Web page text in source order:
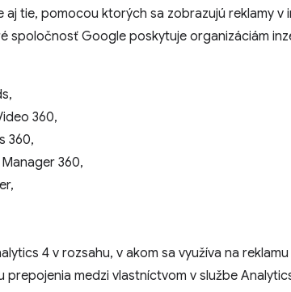
aj tie, pomocou ktorých sa zobrazujú reklamy
spoločnosť Google poskytuje organizáciám
360,
360,
360,
4 v rozsahu, v akom sa využíva na
prepojenia medzi vlastníctvom v službe